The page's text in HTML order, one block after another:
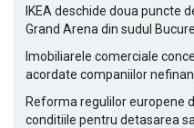
IKEA deschide doua puncte
Grand Arena din sudul
Imobiliarele comerciale
acordate companiilor
Reforma regulilor europene
conditiile pentru detasarea